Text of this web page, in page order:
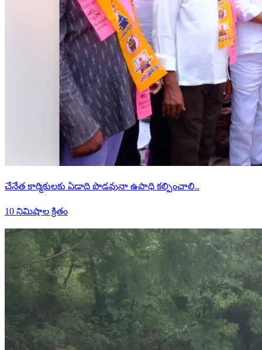
చేనేత కార్మికులకు ఏడాది పొడవునా ఉపాధి కల్పించాలి..
10 నిమిషాల క్రితం